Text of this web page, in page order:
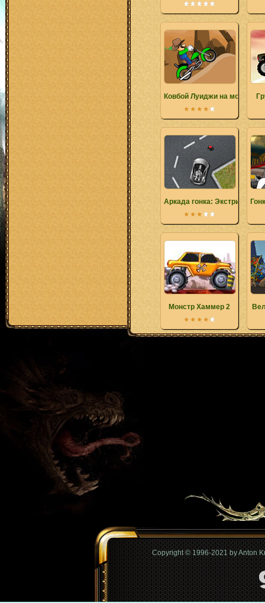
Ковбой Луиджи на
Аркада гонка: Экстрим
Монстр Хаммер 2
Copyright © 1996-2021 by Anton